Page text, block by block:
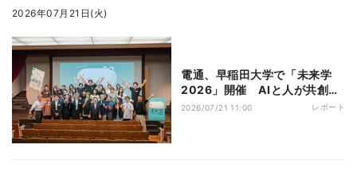
2026年07月21日(火)
電通、早稲田大学で「未来学
2026」開催 AIと人が共創す
る未来を学生と考える
2026/07/21 11:00 レポート